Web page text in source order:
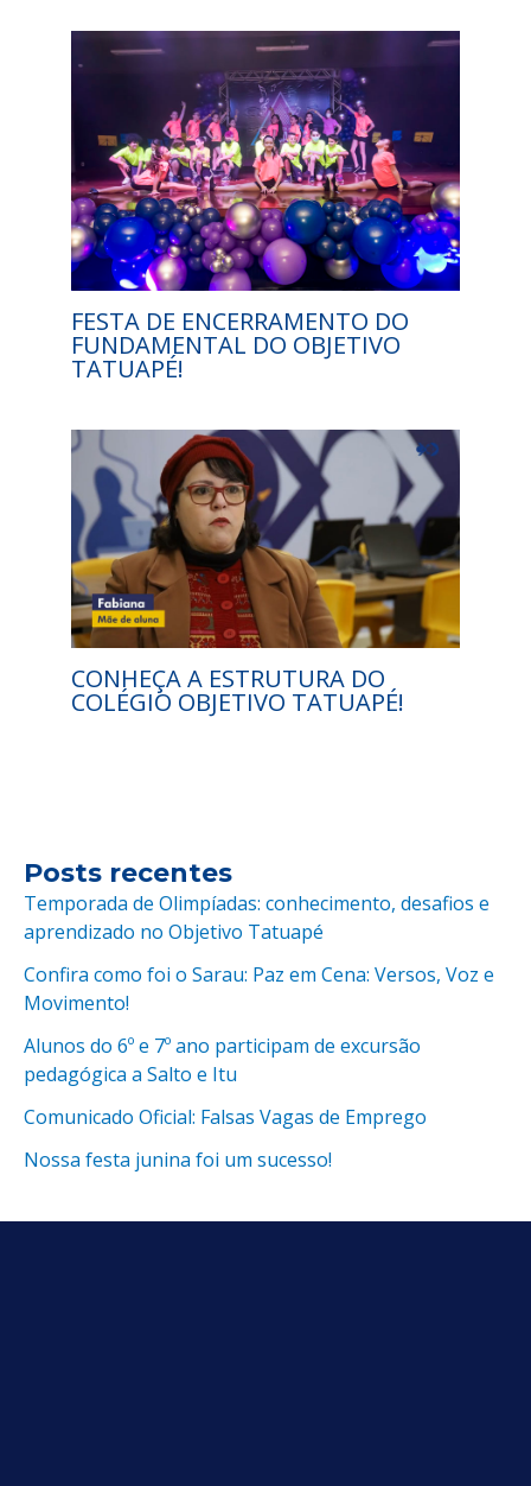
FESTA DE ENCERRAMENTO DO
FUNDAMENTAL DO OBJETIVO
TATUAPÉ!
CONHEÇA A ESTRUTURA DO
COLÉGIO OBJETIVO TATUAPÉ!
Posts recentes
Temporada de Olimpíadas: conhecimento, desafios e
aprendizado no Objetivo Tatuapé
Confira como foi o Sarau: Paz em Cena: Versos, Voz e
Movimento!
Alunos do 6º e 7º ano participam de excursão
pedagógica a Salto e Itu
Comunicado Oficial: Falsas Vagas de Emprego
Nossa festa junina foi um sucesso!